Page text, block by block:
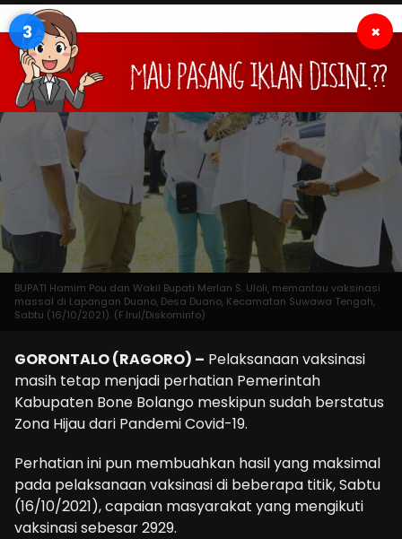
3 ×
BUPATI Hamim Pou dan Wakil Bupati Merlan S. Uloli, memantau vaksinasi
massal di Lapangan Duano, Desa Duano, Kecamatan Suwawa Tengah,
Sabtu (16/10/2021). (F.Irul/Diskominfo)
GORONTALO (RAGORO) – Pelaksanaan vaksinasi
masih tetap menjadi perhatian Pemerintah
Kabupaten Bone Bolango meskipun sudah berstatus
Zona Hijau dari Pandemi Covid-19.
Perhatian ini pun membuahkan hasil yang maksimal
pada pelaksanaan vaksinasi di beberapa titik, Sabtu
(16/10/2021), capaian masyarakat yang mengikuti
vaksinasi sebesar 2929.